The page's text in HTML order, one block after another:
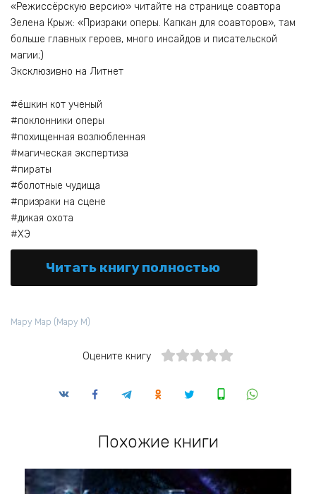
«Режиссёрскую версию» читайте на странице соавтора
Зелена Крыж: «Призраки оперы. Капкан для соавторов», там
больше главных героев, много инсайдов и писательской
магии;)
Эксклюзивно на Литнет
#ёшкин кот ученый
#поклонники оперы
#похищенная возлюбленная
#магическая экспертиза
#пираты
#болотные чудища
#призраки на сцене
#дикая охота
#ХЭ
Читать книгу полностью
Мару Мар (Мару М)
Оцените книгу
Похожие книги